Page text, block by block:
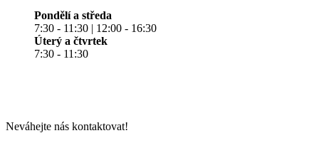
Pondělí a středa
7:30 - 11:30 | 12:00 - 16:30
Úterý a čtvrtek
7:30 - 11:30
Neváhejte nás kontaktovat!